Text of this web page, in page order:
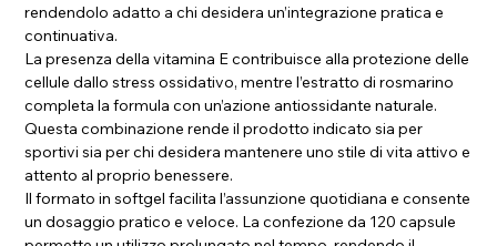
rendendolo adatto a chi desidera un’integrazione pratica e
continuativa.
La presenza della vitamina E contribuisce alla protezione delle
cellule dallo stress ossidativo, mentre l’estratto di rosmarino
completa la formula con un’azione antiossidante naturale.
Questa combinazione rende il prodotto indicato sia per
sportivi sia per chi desidera mantenere uno stile di vita attivo e
attento al proprio benessere.
Il formato in softgel facilita l’assunzione quotidiana e consente
un dosaggio pratico e veloce. La confezione da 120 capsule